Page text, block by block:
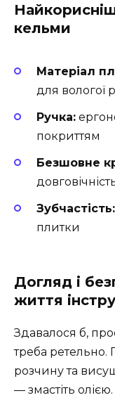
кельми
Матеріал
для вологої
Ручка:
покриттям
Безшовне
Зубчастість:
плитки
Догляд і
життя
Здавалося б,
треба ретельно.
розчину та
— змастіть